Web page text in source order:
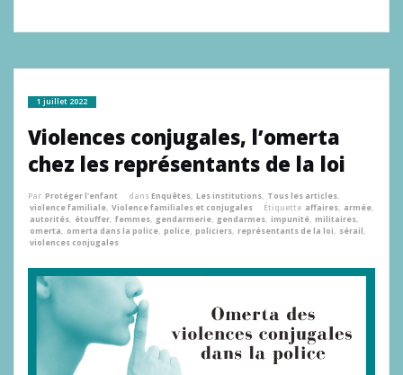
1 juillet 2022
Violences conjugales, l’omerta
chez les représentants de la loi
Par Protéger l'enfant dansEnquêtes, Les institutions, Tous les articles,
violence familiale, Violence familiales et conjugales Étiquette affaires, armée,
autorités, étouffer, femmes, gendarmerie, gendarmes, impunité, militaires,
omerta, omerta dans la police, police, policiers, représentants de la loi, sérail,
violences conjugales